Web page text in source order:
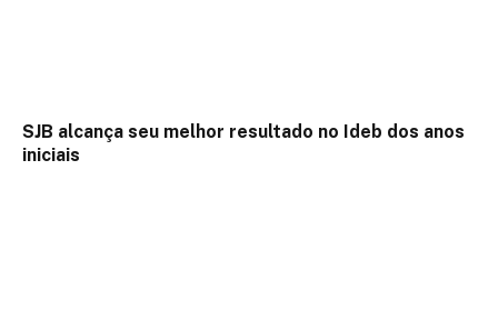
SJB alcança seu melhor resultado no Ideb dos anos
iniciais